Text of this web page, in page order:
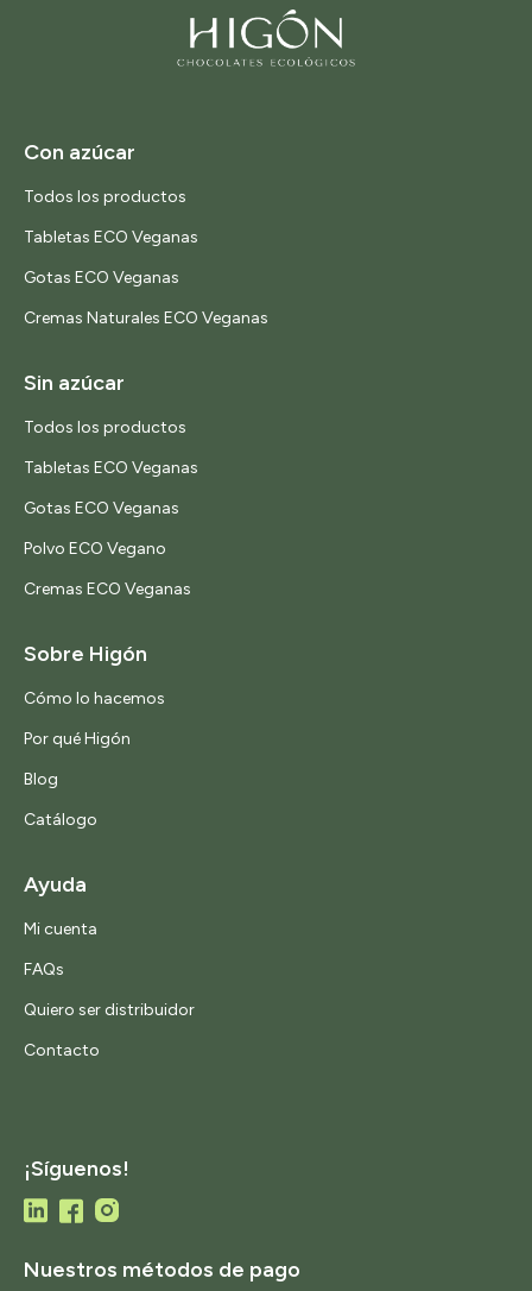
Con azúcar
Todos los productos
Tabletas ECO Veganas
Gotas ECO Veganas
Cremas Naturales ECO Veganas
Sin azúcar
Todos los productos
Tabletas ECO Veganas
Gotas ECO Veganas
Polvo ECO Vegano
Cremas ECO Veganas
Sobre Higón
Cómo lo hacemos
Por qué Higón
Blog
Catálogo
Ayuda
Mi cuenta
FAQs
Quiero ser distribuidor
Contacto
¡Síguenos!
Nuestros métodos de pago